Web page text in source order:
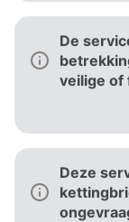
De
veilige of
Deze